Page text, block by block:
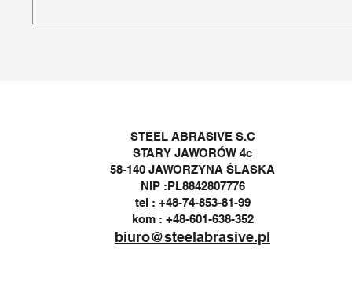
STEEL ABRASIVE S.C
STARY JAWORÓW 4c
58-140 JAWORZYNA ŚLASKA
NIP :PL8842807776
tel : +48-74-853-81-99
kom : +48-601-638-352
biuro@steelabrasive.pl